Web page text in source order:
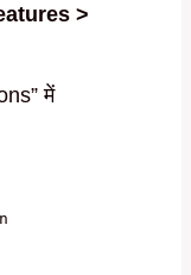
>
में